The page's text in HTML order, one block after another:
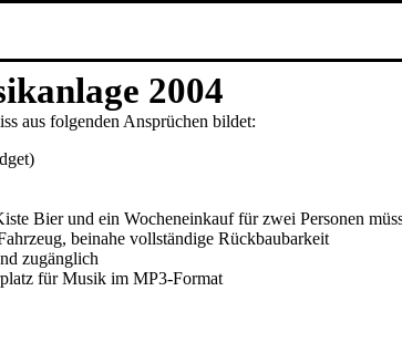
2004
aus folgenden Ansprüchen bildet:
Bier und ein Wocheneinkauf für zwei Personen
beinahe vollständige Rückbaubarkeit
zugänglich
für Musik im MP3-Format